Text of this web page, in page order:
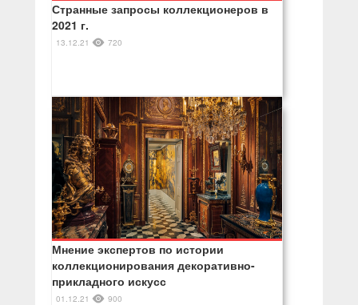
Странные запросы коллекционеров в
2021 г.
13.12.21 720
Мнение экспертов по истории
коллекционирования декоративно-
прикладного искусс
01.12.21 900